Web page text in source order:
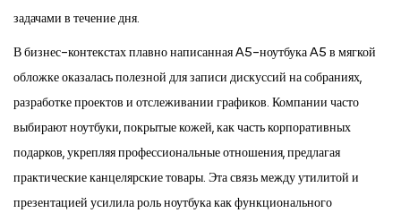
задачами в течение дня.
В бизнес-контекстах плавно написанная A5-ноутбука A5 в мягкой
обложке оказалась полезной для записи дискуссий на собраниях,
разработке проектов и отслеживании графиков. Компании часто
выбирают ноутбуки, покрытые кожей, как часть корпоративных
подарков, укрепляя профессиональные отношения, предлагая
практические канцелярские товары. Эта связь между утилитой и
презентацией усилила роль ноутбука как функционального